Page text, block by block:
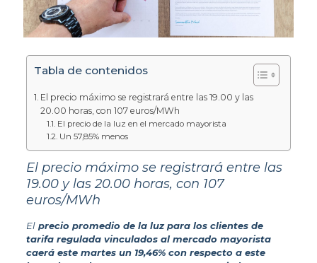
Tabla de contenidos
El precio máximo se registrará entre las 19.00 y las
20.00 horas, con 107 euros/MWh
El precio de la luz en el mercado mayorista
Un 57,85% menos
El precio máximo se registrará entre las
19.00 y las 20.00 horas, con 107
euros/MWh
Elprecio promedio de la luz para los clientes de
tarifa regulada vinculados al mercado mayorista
caerá este martes un 19,46% con respecto a este